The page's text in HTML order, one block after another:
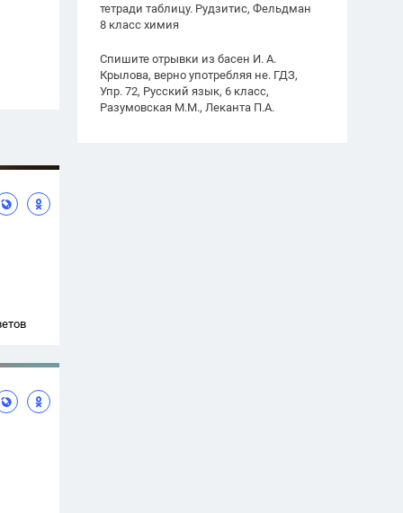
тетради таблицу. Рудзитис, Фельдман
8 класс химия
Спишите отрывки из басен И. А.
Крылова, верно употребляя не. ГДЗ,
Упр. 72, Русский язык, 6 класс,
Разумовская М.М., Леканта П.А.